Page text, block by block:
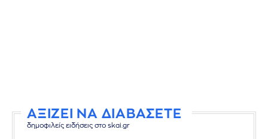
ΑΞΙΖΕΙ ΝΑ ΔΙΑΒΑΣΕΤΕ
δημοφιλείς ειδήσεις στο skai.gr